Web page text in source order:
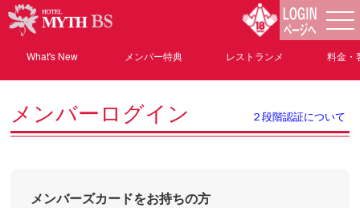
What's New メンバー特典
レストランメ
ニュー
料金・
報
メンバーログイン ２段階認証について
メンバーズカードをお持ちの方